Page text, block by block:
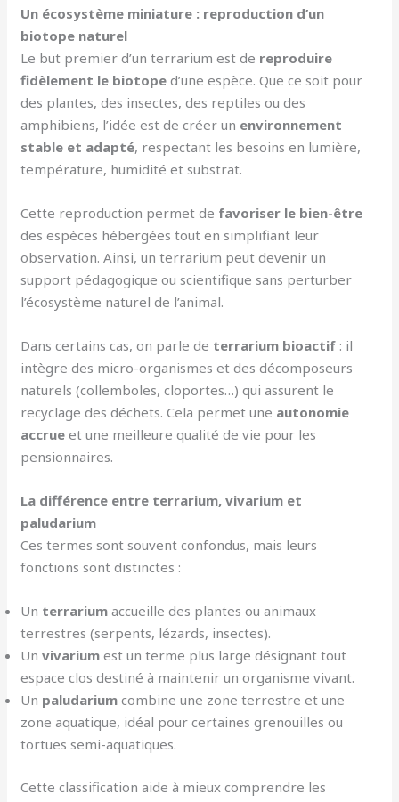
Un écosystème miniature : reproduction d’un
biotope naturel
Le but premier d’un terrarium est de reproduire
fidèlement le biotope d’une espèce. Que ce soit pour
des plantes, des insectes, des reptiles ou des
amphibiens, l’idée est de créer un environnement
stable et adapté, respectant les besoins en lumière,
température, humidité et substrat.
Cette reproduction permet de favoriser le bien-être
des espèces hébergées tout en simplifiant leur
observation. Ainsi, un terrarium peut devenir un
support pédagogique ou scientifique sans perturber
l’écosystème naturel de l’animal.
Dans certains cas, on parle de terrarium bioactif : il
intègre des micro-organismes et des décomposeurs
naturels (collemboles, cloportes…) qui assurent le
recyclage des déchets. Cela permet une autonomie
accrue et une meilleure qualité de vie pour les
pensionnaires.
La différence entre terrarium, vivarium et
paludarium
Ces termes sont souvent confondus, mais leurs
fonctions sont distinctes :
Un terrarium accueille des plantes ou animaux
terrestres (serpents, lézards, insectes).
Unvivarium est un terme plus large désignant tout
espace clos destiné à maintenir un organisme vivant.
Un paludarium combine une zone terrestre et une
zone aquatique, idéal pour certaines grenouilles ou
tortues semi-aquatiques.
Cette classification aide à mieux comprendre les